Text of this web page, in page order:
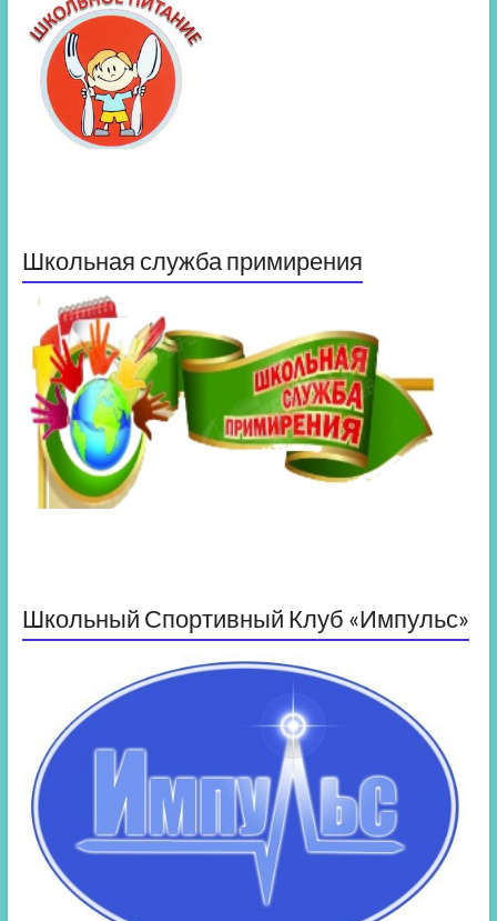
Школьная служба примирения
Школьный Спортивный Клуб «Импульс»